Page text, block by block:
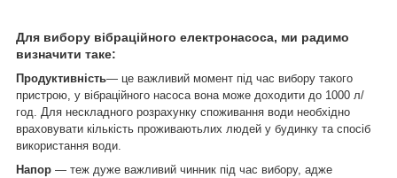
Для вибору вібраційного електронасоса, ми радимо
визначити таке:
Продуктивність— це важливий момент під час вибору такого
пристрою, у вібраційного насоса вона може доходити до 1000 л/
год. Для нескладного розрахунку споживання води необхідно
враховувати кількість проживаютьлих людей у будинку та спосіб
використання води.
Напор — теж дуже важливий чинник під час вибору, адже